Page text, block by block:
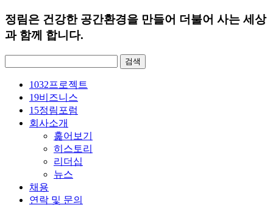
정림은 건강한 공간환경을 만들어 더불어 사는 세상
과 함께 합니다.
1032프로젝트
19비즈니스
15정림포럼
회사소개
훑어보기
히스토리
리더십
뉴스
채용
연락 및 문의